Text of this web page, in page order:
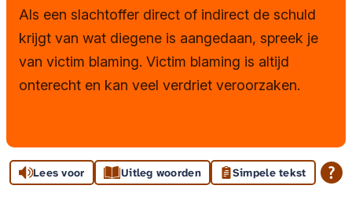
Ouders en onderwijs
Tips en maatregelen
Herstellen na misbruik
Andere instanties
Als een slachtoffer direct of indirect de schuld
krijgt van wat diegene is aangedaan, spreek je
van victim blaming. Victim blaming is altijd
onterecht en kan veel verdriet veroorzaken.
Lees voor Uitleg woorden Simpele tekst